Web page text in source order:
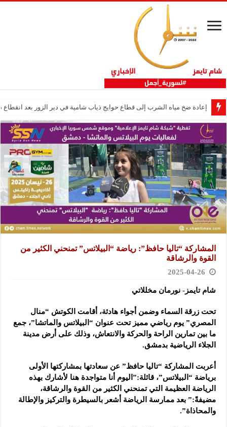
إعادة ضخ مياه الشرب إلى قطاع حوايج ذياب شامية في دير الزور بعد انقطاع دام 12
المشاركة “تاليا حافظ”: رياضة “البيلاتس” تمنحني الكثير من
القوة والرشاقة
2025-04-26
شام تايمز- نورمان مخللاتي
تحت زرقة السماء وضمن أجواء هادئة، أقامت الكوتش “منال
المصري” يوم رياضي مميز تحت عنوان “البيلاتس والماتشا”، جمع
ما بين تمارين الراحة والحركة والانتعاش، وذلك على أرض مدينة
الجلاء الرياضية بدمشق.
أعربت المشاركة “تاليا حافظ” عن سعادتها بمشاركتها الأولى
برياضة “البيلاتس”، قائلة:”اليوم أنا متواجدة هنا لأشارك بهذه
الرياضة العظيمة التي تمنحني الكثير من القوة والرشاقة،
مضيفةً:” بعد ممارسة الرياضة أشعر بالسيطرة والتركيز والإطالة
والمحاذاة”.